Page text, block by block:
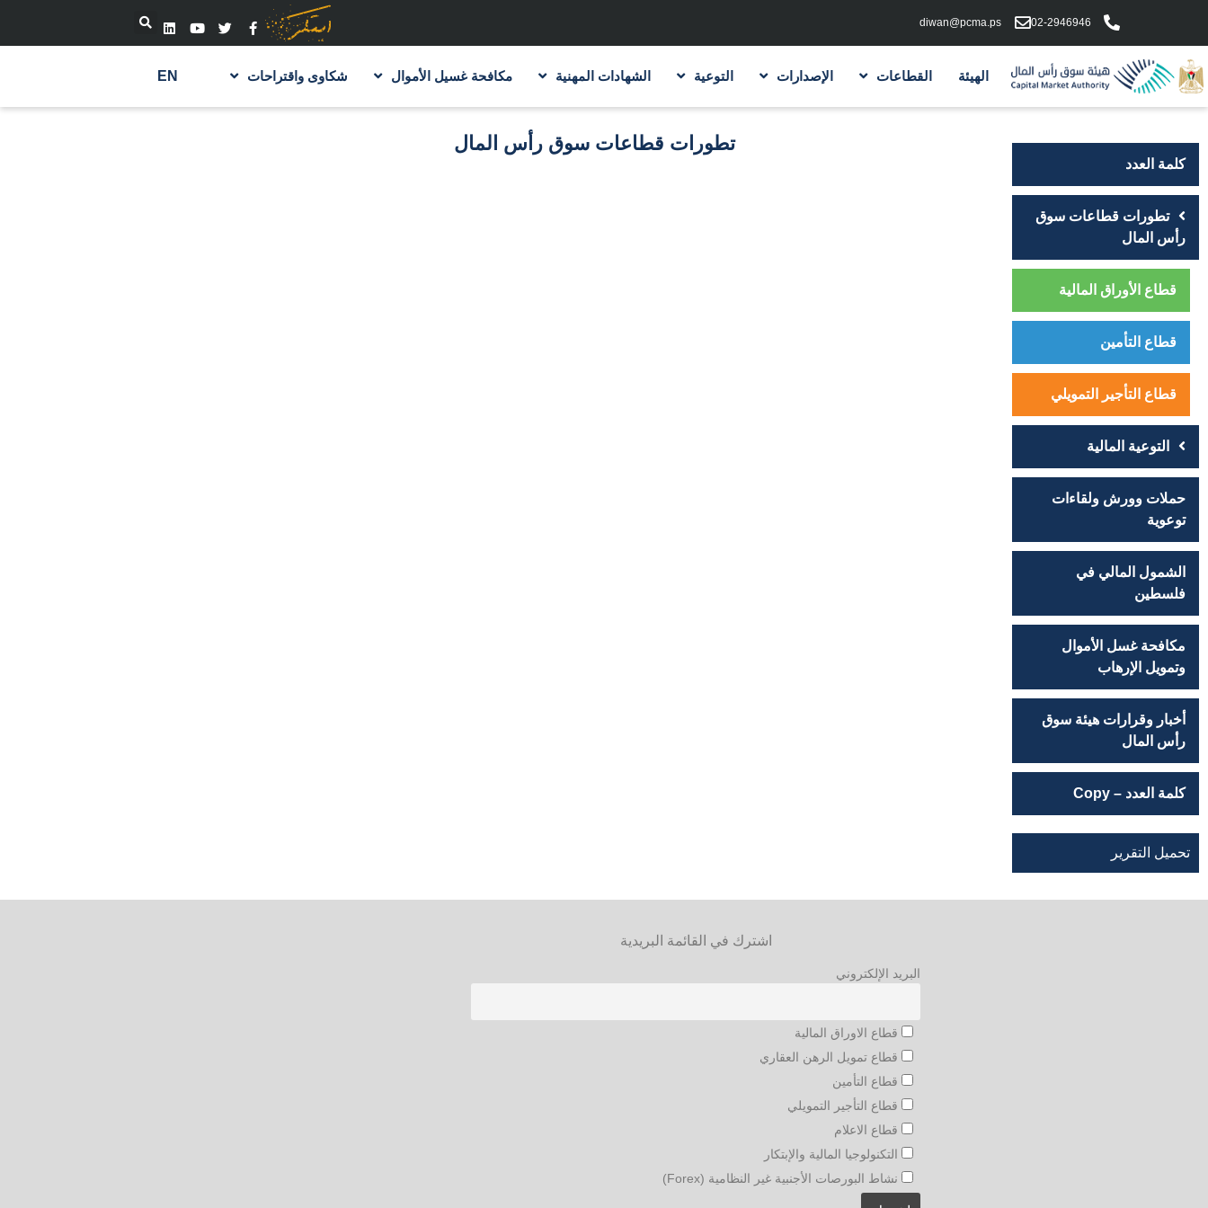
02-2946946
diwan@pcma.ps
الهيئة القطاعات الإصدارات التوعية الشهادات المهنية مكافحة غسيل الأموال شكاوى واقتراحات EN
كلمة العدد
تطورات قطاعات سوق
رأس المال
قطاع الأوراق المالية
قطاع التأمين
قطاع التأجير التمويلي
التوعية المالية
حملات وورش ولقاءات
توعوية
الشمول المالي في
فلسطين
مكافحة غسل الأموال
وتمويل الإرهاب
أخبار وقرارات هيئة سوق
رأس المال
كلمة العدد – Copy
تحميل التقرير
تطورات قطاعات سوق رأس المال
اشترك في القائمة البريدية
البريد الإلكتروني
قطاع الاوراق المالية
قطاع تمويل الرهن العقاري
قطاع التأمين
قطاع التأجير التمويلي
قطاع الاعلام
التكنولوجيا المالية والإبتكار
نشاط البورصات الأجنبية غير النظامية (Forex)